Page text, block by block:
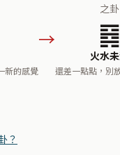
新的感覺
→
之卦
䷿
火水
還差一點點，別
？